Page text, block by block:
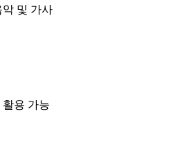
및 가사
용 가능